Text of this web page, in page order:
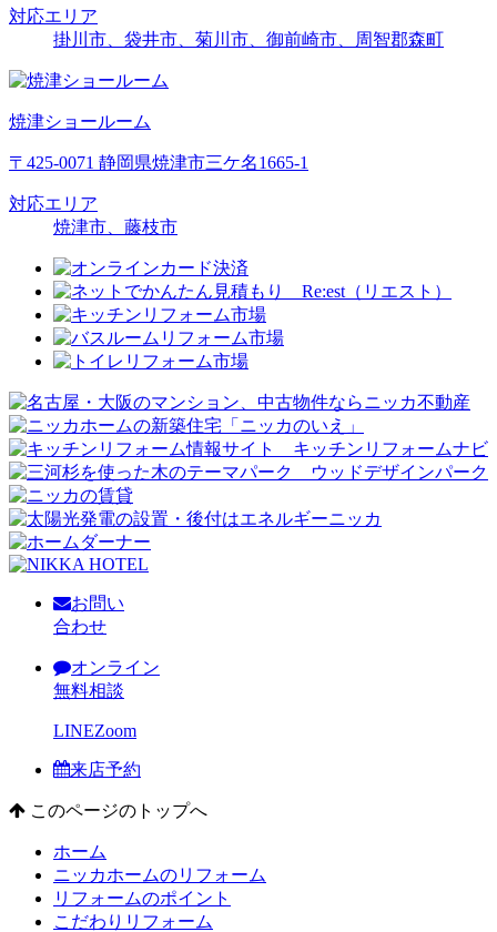
対応エリア
掛川市、袋井市、菊川市、御前崎市、周智郡森町
焼津ショールーム
〒425-0071 静岡県焼津市三ケ名1665-1
対応エリア
焼津市、藤枝市
お問い
合わせ
オンライン
無料相談
LINEZoom
来店予約
このページのトップへ
ホーム
ニッカホームのリフォーム
リフォームのポイント
こだわりリフォーム